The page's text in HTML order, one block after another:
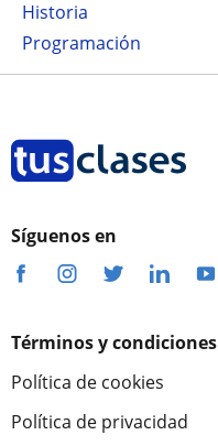
Historia
Programación
Síguenos en
Términos y condiciones
Política de cookies
Política de privacidad